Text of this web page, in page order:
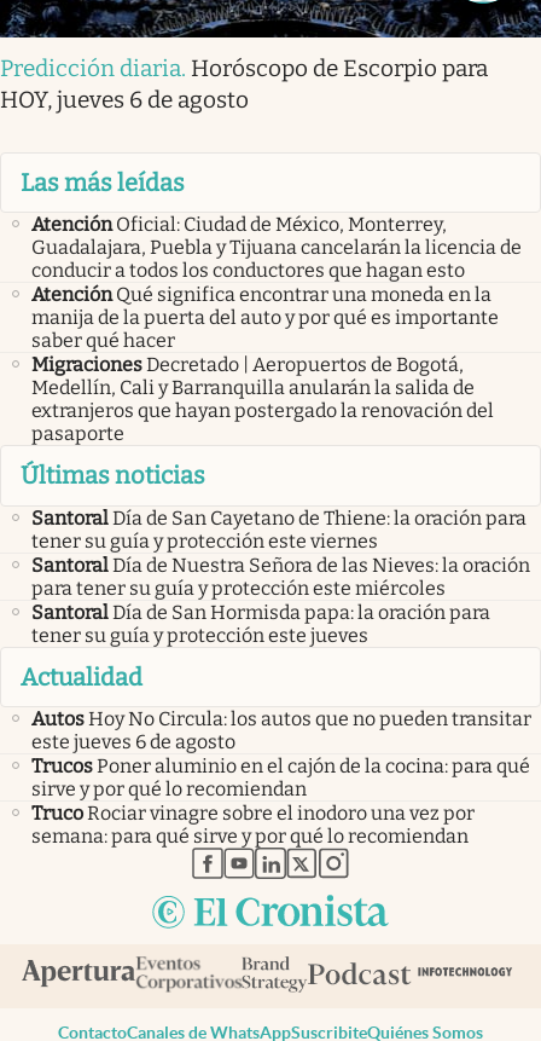
Predicción diaria. Horóscopo de Escorpio para
HOY, jueves 6 de agosto
Las más leídas
Atención Oficial: Ciudad de México, Monterrey,
Guadalajara, Puebla y Tijuana cancelarán la licencia de
conducir a todos los conductores que hagan esto
Atención Qué significa encontrar una moneda en la
manija de la puerta del auto y por qué es importante
saber qué hacer
MigracionesDecretado | Aeropuertos de Bogotá,
Medellín, Cali y Barranquilla anularán la salida de
extranjeros que hayan postergado la renovación del
pasaporte
Últimas noticias
SantoralDía de San Cayetano de Thiene: la oración para
tener su guía y protección este viernes
SantoralDía de Nuestra Señora de las Nieves: la oración
para tener su guía y protección este miércoles
SantoralDía de San Hormisda papa: la oración para
tener su guía y protección este jueves
Actualidad
AutosHoy No Circula: los autos que no pueden transitar
este jueves 6 de agosto
TrucosPoner aluminio en el cajón de la cocina: para qué
sirve y por qué lo recomiendan
TrucoRociar vinagre sobre el inodoro una vez por
semana: para qué sirve y por qué lo recomiendan
abre en nueva pestaña
abre en nueva pestaña
abre en nueva pestaña
abre en nueva pestaña
abre en nueva pestaña
ContactoCanales de WhatsAppSuscribiteQuiénes Somos